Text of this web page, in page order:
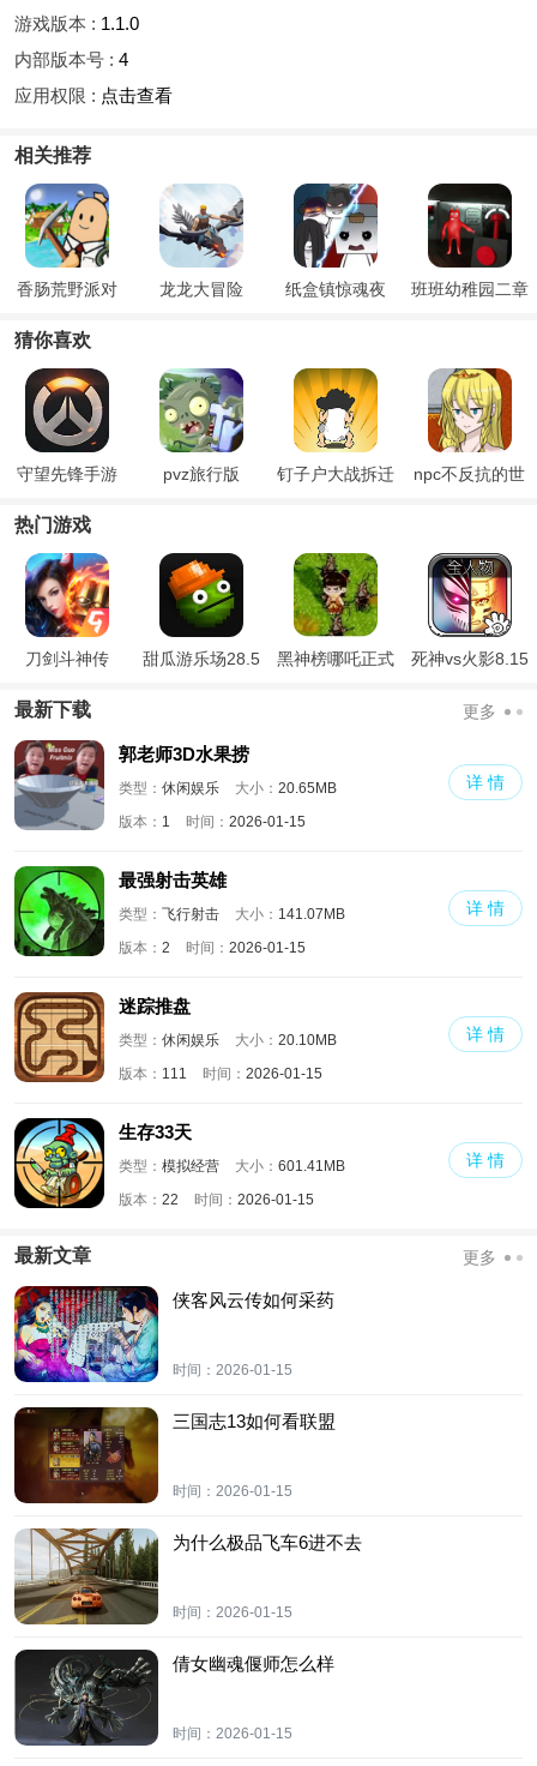
游戏版本 : 1.1.0
内部版本号 : 4
应用权限 : 点击查看
相关推荐
香肠荒野派对 龙龙大冒险 纸盒镇惊魂夜 班班幼稚园二章
猜你喜欢
守望先锋手游 pvz旅行版
钉子户大战拆迁
npc不反抗的世
热门游戏
刀剑斗神传
甜瓜游乐场28.5
黑神榜哪吒正式
死神vs火影8.15
最新下载 更多
郭老师3D水果捞
类型： 休闲娱乐 大小： 20.65MB
版本： 1 时间： 2026-01-15
详 情
最强射击英雄
类型： 飞行射击 大小： 141.07MB
版本： 2 时间： 2026-01-15
详 情
迷踪推盘
类型： 休闲娱乐 大小： 20.10MB
版本： 111 时间： 2026-01-15
详 情
生存33天
类型： 模拟经营 大小： 601.41MB
版本： 22 时间： 2026-01-15
详 情
最新文章 更多
侠客风云传如何采药
时间： 2026-01-15
三国志13如何看联盟
时间： 2026-01-15
为什么极品飞车6进不去
时间： 2026-01-15
倩女幽魂偃师怎么样
时间： 2026-01-15